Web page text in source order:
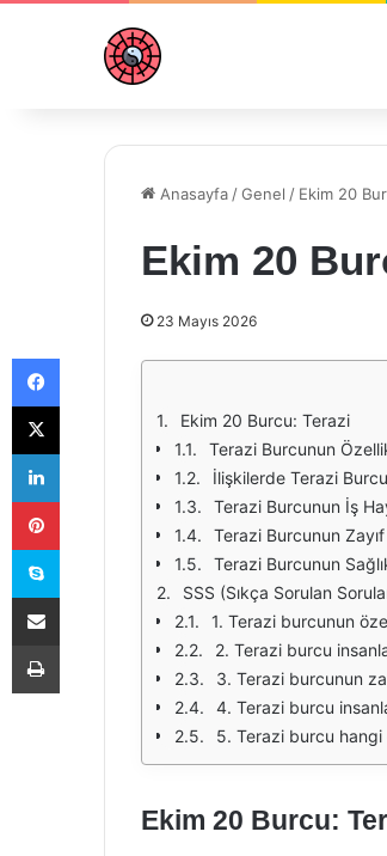
Anasayfa /Genel / Ekim 20
Ekim 20
23 Mayıs 2026
Ekim 20 Burcu: Terazi
Terazi Burcunun
İlişkilerde Terazi Burcu
Terazi Burcunun İş
Terazi Burcunun
Terazi Burcunun
SSS (Sıkça Sorulan
1. Terazi burcunun
2. Terazi burcu
3. Terazi burcunun
4. Terazi burcu
5. Terazi burcu
Ekim 20 Burcu:
Facebook
X
LinkedIn
Pinterest
Skype
E-Posta ile paylaş